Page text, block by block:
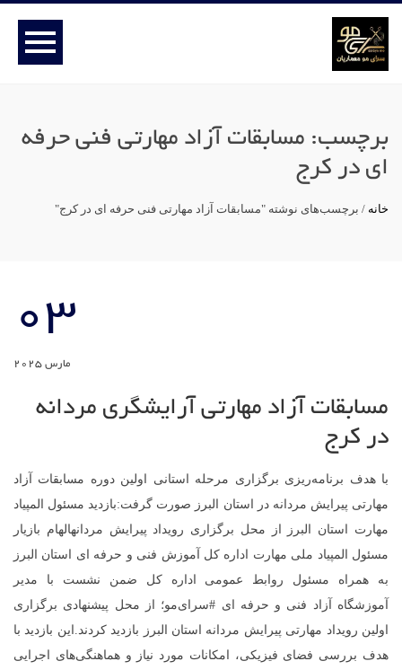
برچسب: مسابقات آزاد مهارتی فنی حرفه
ای در کرج
خانه / برچسب‌های نوشته "مسابقات آزاد مهارتی فنی حرفه ای در کرج"
03
مارس 2025
مسابقات آزاد مهارتی آرایشگری مردانه
در کرج
با هدف برنامه‌ریزی برگزاری مرحله استانی اولین دوره مسابقات آزاد
مهارتی پیرایش مردانه در استان البرز صورت گرفت:بازدید مسئول المپیاد
مهارت استان البرز از محل برگزاری رویداد پیرایش مردانهالهام بازیار
مسئول المپیاد ملی مهارت اداره کل آموزش فنی و حرفه ای استان البرز
به همراه مسئول روابط عمومی اداره کل ضمن نشست با مدیر
آموزشگاه آزاد فنی و حرفه ای #سرای‌مو؛ از محل پیشنهادی برگزاری
اولین رویداد مهارتی پیرایش مردانه استان البرز بازدید کردند.این بازدید با
هدف بررسی فضای فیزیکی، امکانات مورد نیاز و هماهنگی‌های اجرایی